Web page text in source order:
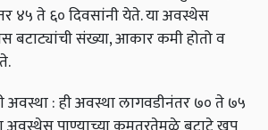
४५ ते ६० दिवसांनी येते. या अवस्थेस
बटाट्यांची संख्या, आकार कमी होतो व
अवस्था : ही अवस्था लागवडीनंतर ७० ते ७५